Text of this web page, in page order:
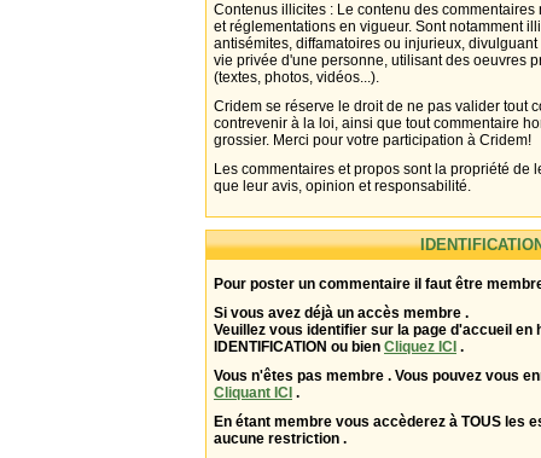
Contenus illicites : Le contenu des
et réglementations en vigueur. Sont notamment
antisémites, diffamatoires ou injurieux,
vie privée d'une personne, utilisant des oeuvres
(textes, photos, vidéos...).
Cridem se réserve le droit de ne pas valider tout
contrevenir à la loi, ainsi que tout commentaire
grossier. Merci pour votre participation à Cridem!
Les commentaires et propos sont la propriété de
que leur avis, opinion et responsabilité.
Pour poster un commentaire il faut être
Si vous avez déjà un accès membre .
Veuillez vous identifier sur la page d'accueil en
IDENTIFICATION ou bien Cliquez ICI .
Vous n'êtes pas membre . Vous pouvez vous
Cliquant ICI .
En étant membre vous accèderez à TOUS les
aucune restriction .